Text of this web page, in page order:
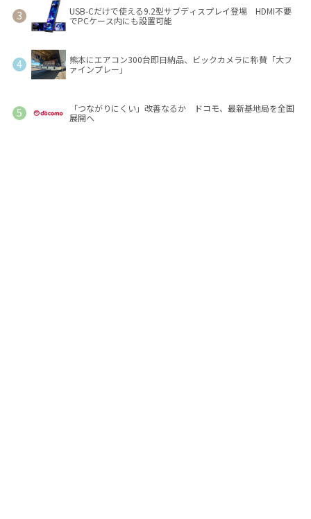
USB-Cだけで使える9.2型サブディスプレイ登場 HDMI不要
でPCケース内にも設置可能
熊本にエアコン300台即日納品、ビックカメラに称賛「大フ
ァインプレー」
「つながりにくい」改善なるか ドコモ、最新基地局を全国
展開へ